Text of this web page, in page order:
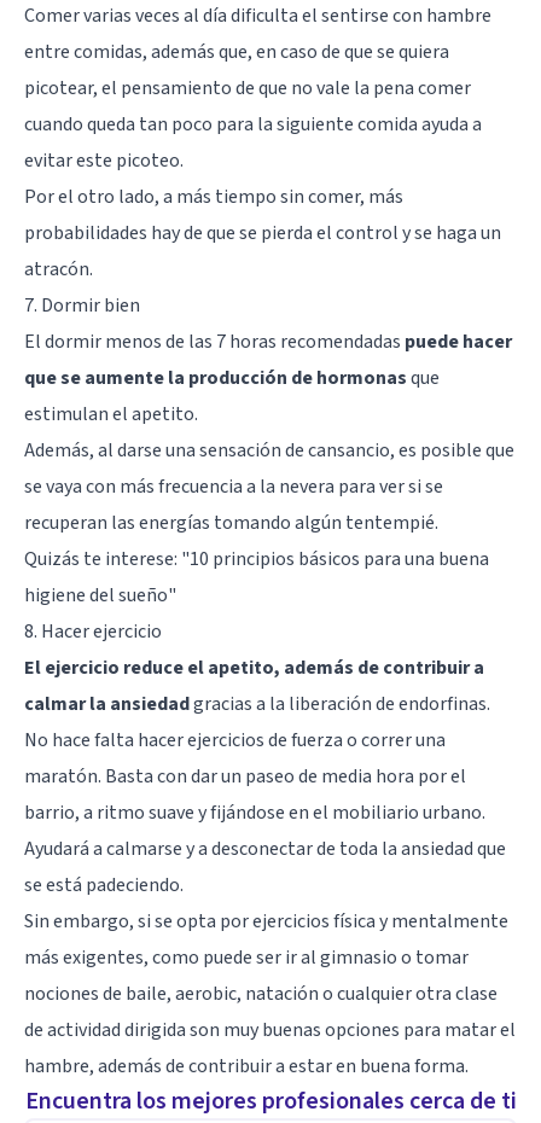
Comer varias veces al día dificulta el sentirse con hambre
entre comidas, además que, en caso de que se quiera
picotear, el pensamiento de que no vale la pena comer
cuando queda tan poco para la siguiente comida ayuda a
evitar este picoteo.
Por el otro lado, a más tiempo sin comer, más
probabilidades hay de que se pierda el control y se haga un
atracón.
7. Dormir bien
El dormir menos de las 7 horas recomendadas puede hacer
que se aumente la producción de hormonasque
estimulan el apetito.
Además, al darse una sensación de cansancio, es posible que
se vaya con más frecuencia a la nevera para ver si se
recuperan las energías tomando algún tentempié.
Quizás te interese: "10 principios básicos para una buena
higiene del sueño"
8. Hacer ejercicio
El ejercicio reduce el apetito, además de contribuir a
calmar la ansiedadgracias a la liberación de endorfinas.
No hace falta hacer ejercicios de fuerza o correr una
maratón. Basta con dar un paseo de media hora por el
barrio, a ritmo suave y fijándose en el mobiliario urbano.
Ayudará a calmarse y a desconectar de toda la ansiedad que
se está padeciendo.
Sin embargo, si se opta por ejercicios física y mentalmente
más exigentes, como puede ser ir al gimnasio o tomar
nociones de baile, aerobic, natación o cualquier otra clase
de actividad dirigida son muy buenas opciones para matar el
hambre, además de contribuir a estar en buena forma.
Encuentra los mejores profesionales cerca de ti